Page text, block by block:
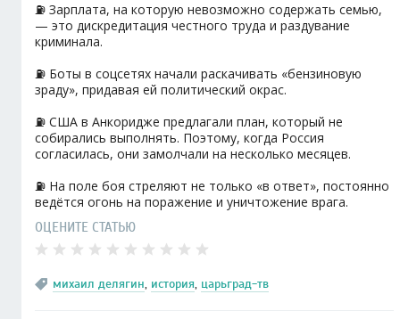
⛽️ Зарплата, на которую невозможно содержать семью,
— это дискредитация честного труда и раздувание
криминала.
⛽️ Боты в соцсетях начали раскачивать «бензиновую
зраду», придавая ей политический окрас.
⛽️ США в Анкоридже предлагали план, который не
собирались выполнять. Поэтому, когда Россия
согласилась, они замолчали на несколько месяцев.
⛽️ На поле боя стреляют не только «в ответ», постоянно
ведётся огонь на поражение и уничтожение врага.
ОЦЕНИТЕ СТАТЬЮ
михаил делягин, история, царьград-тв